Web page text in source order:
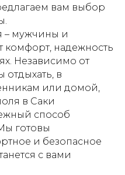
вам выбор
– мужчины и
надежность
Независимо от
отдыхать, в
или домой,
в Саки
способ
готовы
и безопасное
с вами